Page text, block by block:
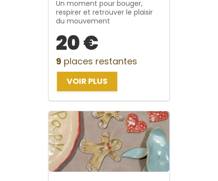
Un moment pour bouger,
respirer et retrouver le plaisir
du mouvement
20 €
9 places restantes
VOIR PLUS